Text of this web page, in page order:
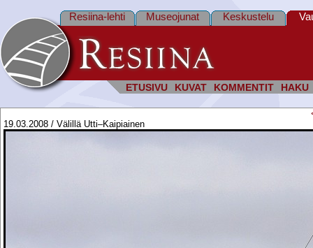
ETUSIVU KUVAT KOMMENTIT HAKU
Resiina-lehti Museojunat Keskustelu
19.03.2008 / Välillä Utti–Kaipiainen